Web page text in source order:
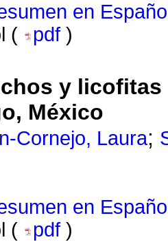
en
(
pdf )
y
México
Cornejo, Laura;
en
(
pdf )